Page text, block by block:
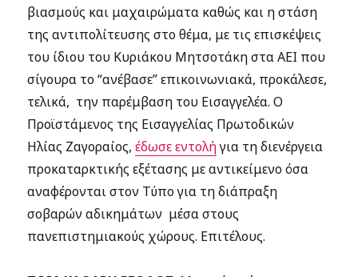
βιασμούς και μαχαιρώματα καθώς και η στάση
της αντιπολίτευσης στο θέμα, με τις επισκέψεις
του ίδιου του Κυριάκου Μητσοτάκη στα ΑΕΙ που
σίγουρα το “ανέβασε” επικοινωνιακά, προκάλεσε,
τελικά, την παρέμβαση του Εισαγγελέα. Ο
Προϊστάμενος της Εισαγγελίας Πρωτοδικών
Ηλίας Ζαγοραίος,έδωσε εντολήγια τη διενέργεια
προκαταρκτικής εξέτασης με αντικείμενο όσα
αναφέρονται στον Τύπο για τη διάπραξη
σοβαρών αδικημάτων μέσα στους
πανεπιστημιακούς χώρους. Επιτέλους.